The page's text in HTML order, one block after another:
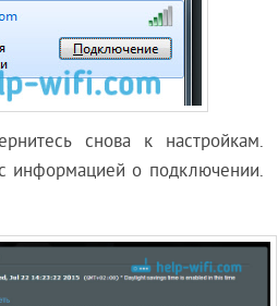
снова к настройкам.
информацией о подключении.